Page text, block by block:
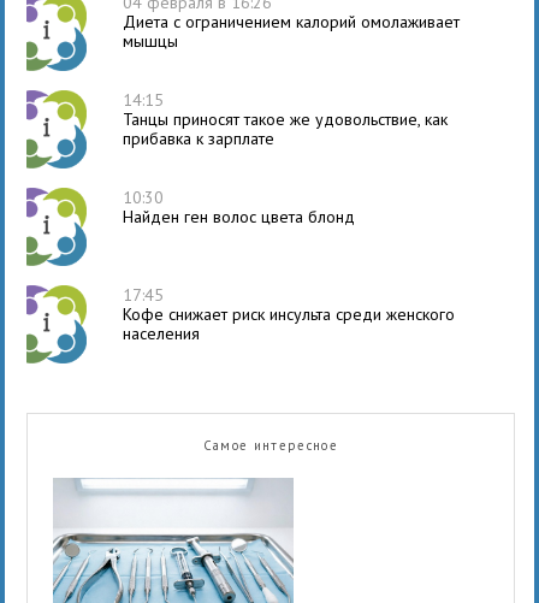
Диета с ограничением калорий омолаживает
мышцы
14:15
Танцы приносят такое же удовольствие, как
прибавка к зарплате
10:30
Найден ген волос цвета блонд
17:45
Кофе снижает риск инсульта среди женского
населения
Самое интересное